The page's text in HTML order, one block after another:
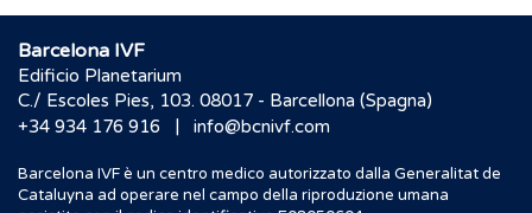
Barcelona IVF
Edificio Planetarium
C./ Escoles Pies, 103. 08017 - Barcellona (Spagna)
+34 934 176 916
| info@bcnivf.com
Barcelona IVF è un centro medico autorizzato dalla Generalitat de
Cataluyna ad operare nel campo della riproduzione umana